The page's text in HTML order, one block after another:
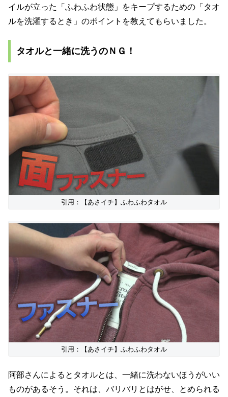
イルが立った「ふわふわ状態」をキープするための「タオ
ルを洗濯するとき」のポイントを教えてもらいました。
タオルと一緒に洗うのＮＧ！
引用：【あさイチ】ふわふわタオル
引用：【あさイチ】ふわふわタオル
阿部さんによるとタオルとは、一緒に洗わないほうがいい
ものがあるそう。それは、バリバリとはがせ、とめられる